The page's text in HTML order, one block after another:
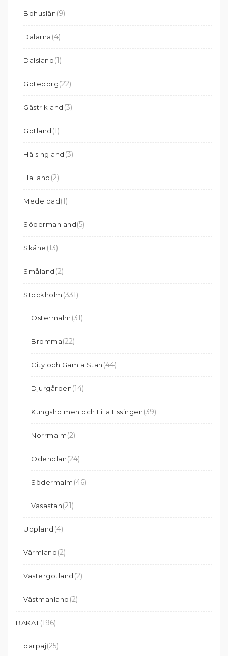
Bohuslän(9)
Dalarna (4)
Dalsland(1)
Göteborg(22)
Gästrikland (3)
Gotland (1)
Hälsingland (3)
Halland (2)
Medelpad(1)
Södermanland(5)
Skåne (13)
Småland (2)
Stockholm (331)
Östermalm (31)
Bromma(22)
City och Gamla Stan (44)
Djurgården(14)
Kungsholmen och Lilla Essingen(39)
Norrmalm(2)
Odenplan(24)
Södermalm (46)
Vasastan(21)
Uppland (4)
Värmland(2)
Västergötland (2)
Västmanland (2)
BAKAT(196)
bärpaj(25)